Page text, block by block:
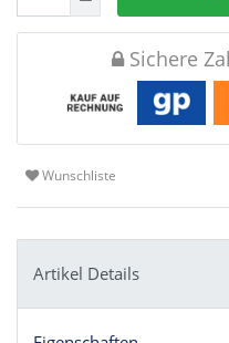
Sichere
Wunschliste
Artikel Details